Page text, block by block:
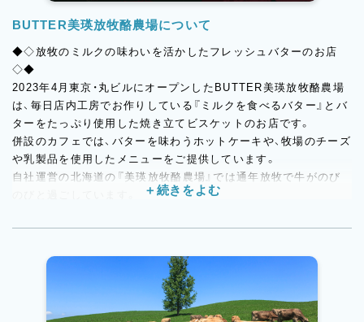
BUTTER美瑛放牧酪農場について
◆◇放牧のミルクの味わいを活かしたフレッシュバターのお店
◇◆
2023年4月東京・丸ビルにオープンしたBUTTER美瑛放牧酪農場
は、毎日店内工房でお作りしている『ミルクを食べるバター』とバ
ターをたっぷり使用した焼き立てビスケットのお店です。
併設のカフェでは、バターを味わうホットケーキや、牧場のチーズ
や乳製品を使用したメニューをご提供しています。
自社運営の北海道の『美瑛放牧酪農場』では通年放牧で牛がのび
た商品は、栄養も豊富で美味しく、季節によって味わいも変化して
素材への知識や理解を深めながら、一緒にバターとお菓子作り、お
店作りに取り組んでいきたい方をお待ちしています！